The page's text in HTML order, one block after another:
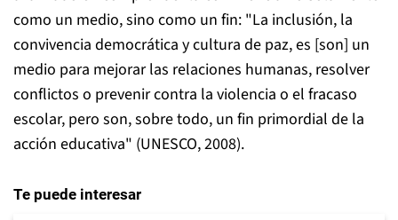
como un medio, sino como un fin: "La inclusión, la
convivencia democrática y cultura de paz, es [son] un
medio para mejorar las relaciones humanas, resolver
conflictos o prevenir contra la violencia o el fracaso
escolar, pero son, sobre todo, un fin primordial de la
acción educativa" (UNESCO, 2008).
Te puede interesar